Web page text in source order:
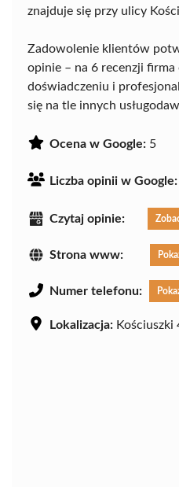
znajduje się przy ulicy
Zadowolenie klientów
opinie – na 6 recenzji firma
doświadczeniu i
się na tle innych
Ocena w Google: 5
Liczba opinii w Google:
Czytaj opinie:
Strona www:
Numer telefonu:
Lokalizacja: